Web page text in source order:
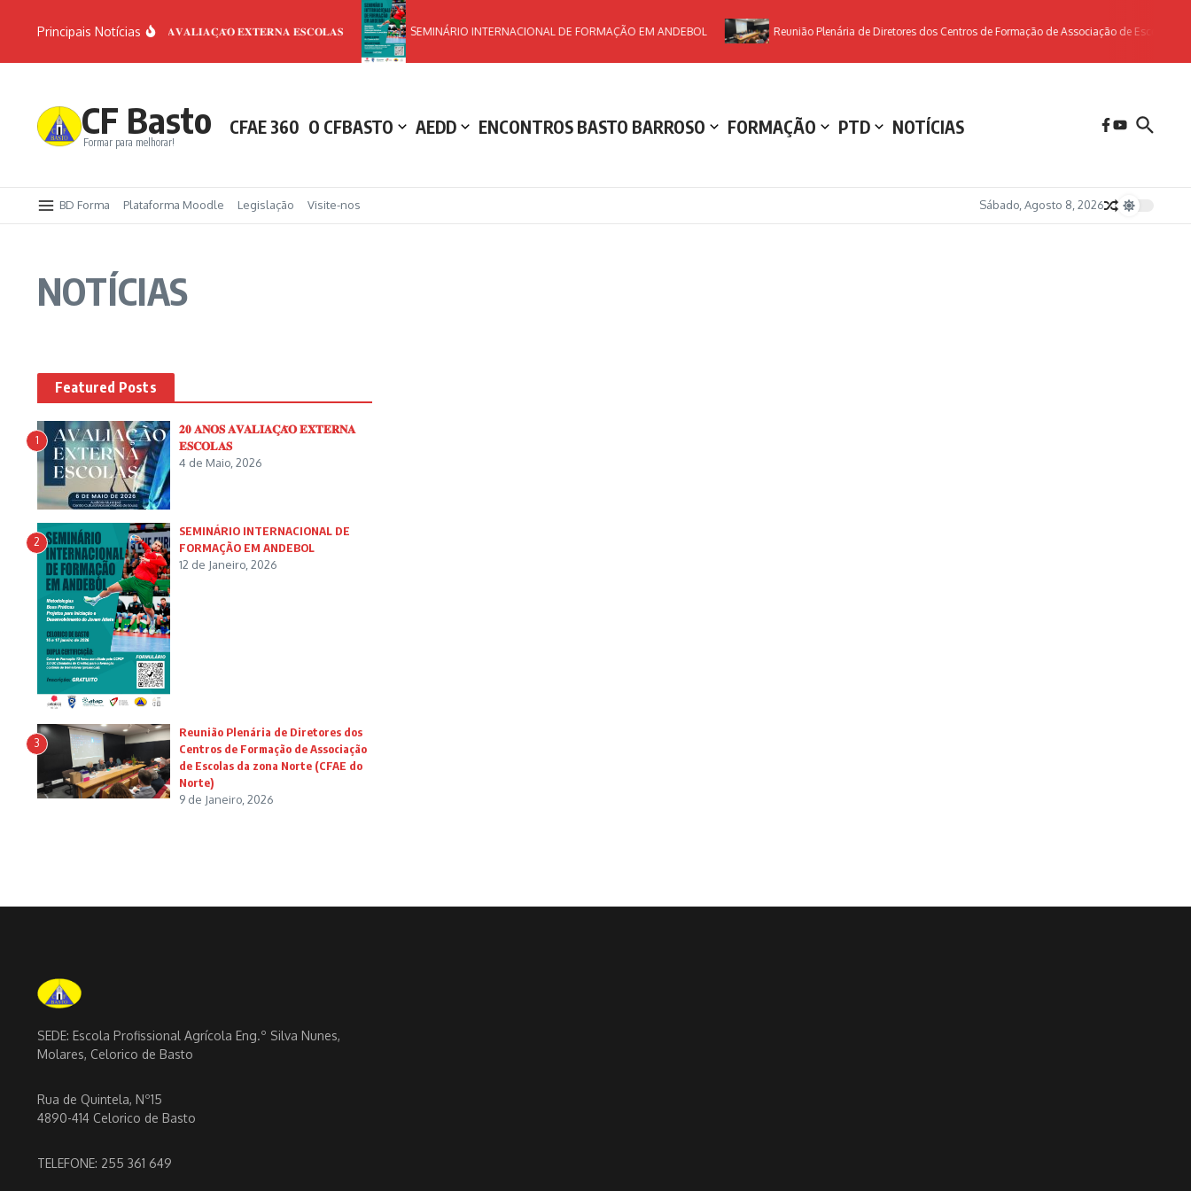
Principais Notícias𝟐𝟎 𝐀𝐍𝐎𝐒 𝐀𝐕𝐀𝐋𝐈𝐀𝐂̧𝐀̃𝐎 𝐄𝐗𝐓𝐄𝐑𝐍𝐀 𝐄𝐒𝐂𝐎𝐋𝐀𝐒 SEMINÁRIO INTERNACIONAL DE FORMAÇÃO EM ANDEBOL Reunião Plenária de Diretores dos Centros de Formação de Associação de Escolas da
CF Basto
Formar para melhorar!
CFAE 360 O CFBASTO AEDD ENCONTROS BASTO BARROSO FORMAÇÃO PTD NOTÍCIAS
BD Forma Plataforma Moodle Legislação Visite-nos Sábado, Agosto 8, 2026
NOTÍCIAS
Featured Posts
1
𝟐𝟎 𝐀𝐍𝐎𝐒 𝐀𝐕𝐀𝐋𝐈𝐀𝐂̧𝐀̃𝐎 𝐄𝐗𝐓𝐄𝐑𝐍𝐀
𝐄𝐒𝐂𝐎𝐋𝐀𝐒
4 de Maio, 2026
2
SEMINÁRIO INTERNACIONAL DE
FORMAÇÃO EM ANDEBOL
12 de Janeiro, 2026
3
Reunião Plenária de Diretores dos
Centros de Formação de Associação
de Escolas da zona Norte (CFAE do
Norte)
9 de Janeiro, 2026
SEDE: Escola Profissional Agrícola Eng.º Silva Nunes,
Molares, Celorico de Basto
Rua de Quintela, Nº15
4890-414 Celorico de Basto
TELEFONE: 255 361 649